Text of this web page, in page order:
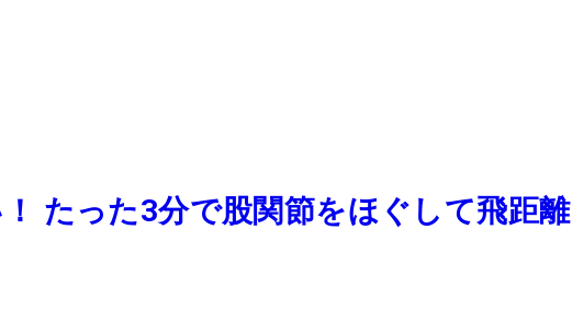
たった3分で股関節をほぐして飛距離